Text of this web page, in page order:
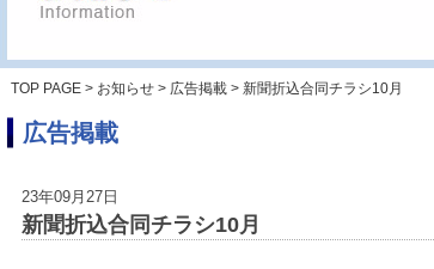
TOP PAGE > お知らせ > 広告掲載 > 新聞折込合同チラシ10月
広告掲載
23年09月27日
新聞折込合同チラシ10月